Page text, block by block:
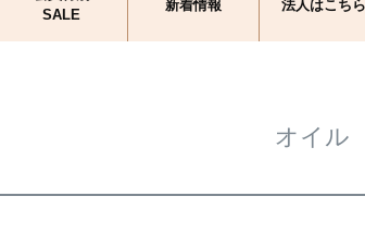
SALE
新着情報 法人はこちら
検索
オイル